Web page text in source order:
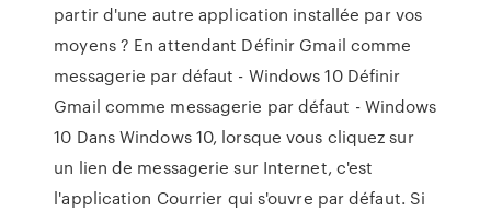
partir d'une autre application installée par vos
moyens ? En attendant Définir Gmail comme
messagerie par défaut - Windows 10 Définir
Gmail comme messagerie par défaut - Windows
10 Dans Windows 10, lorsque vous cliquez sur
un lien de messagerie sur Internet, c'est
l'application Courrier qui s'ouvre par défaut. Si